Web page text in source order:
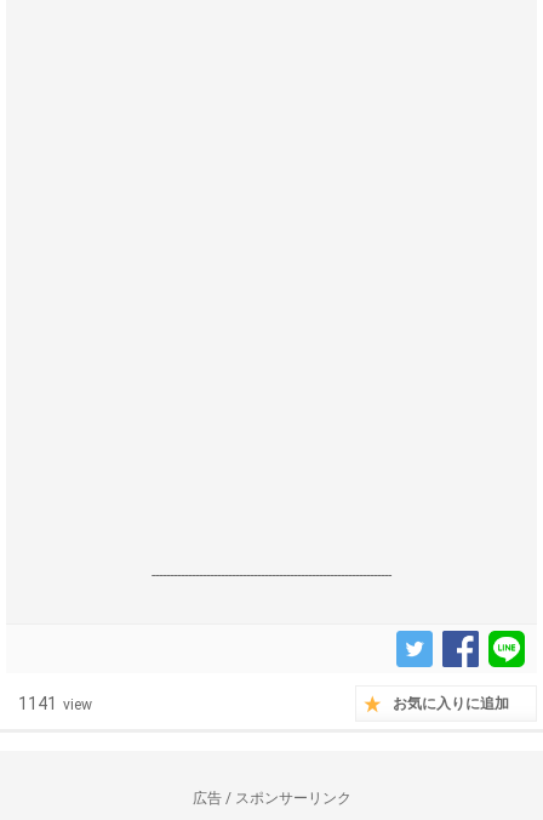
------------------------------------------------------------------
1141 view お気に入りに追加
広告 / スポンサーリンク